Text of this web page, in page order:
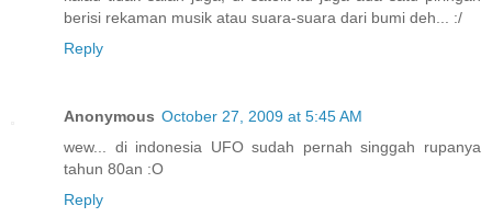
berisi rekaman musik atau suara-suara dari bumi deh... :/
Reply
Anonymous October 27, 2009 at 5:45 AM
wew... di indonesia UFO sudah pernah singgah rupanya
tahun 80an :O
Reply